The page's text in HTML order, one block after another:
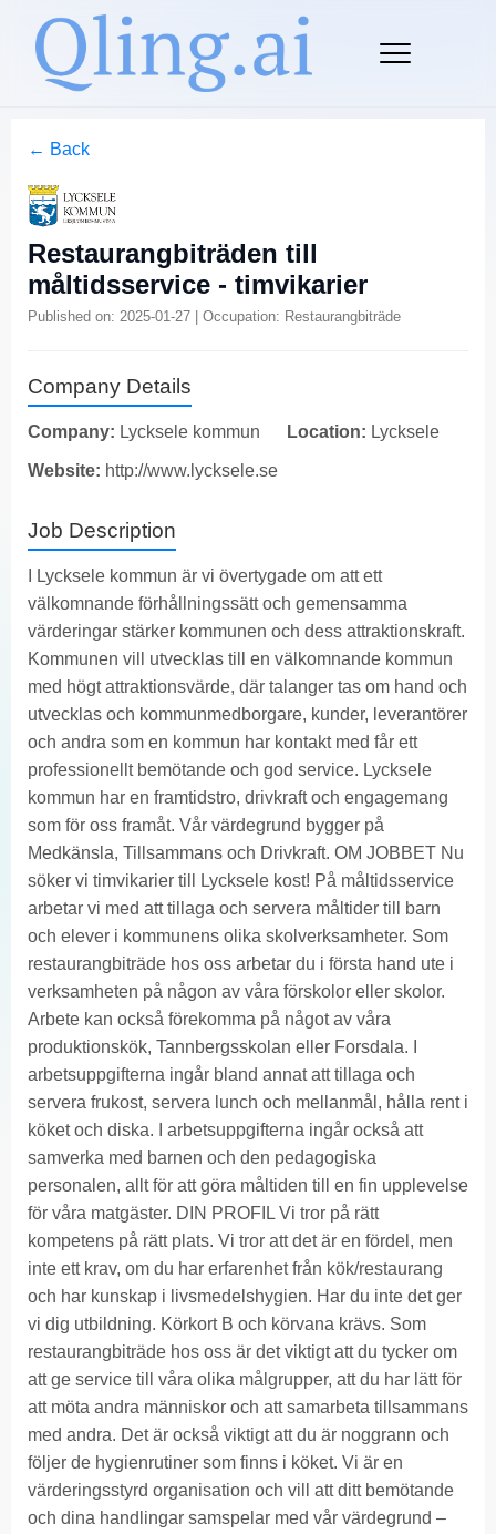
← Back
Restaurangbiträden till
måltidsservice - timvikarier
Published on: 2025-01-27 | Occupation: Restaurangbiträde
Company Details
Company: Lycksele kommun Location: Lycksele
Website: http://www.lycksele.se
Job Description
I Lycksele kommun är vi övertygade om att ett
välkomnande förhållningssätt och gemensamma
värderingar stärker kommunen och dess attraktionskraft.
Kommunen vill utvecklas till en välkomnande kommun
med högt attraktionsvärde, där talanger tas om hand och
utvecklas och kommunmedborgare, kunder, leverantörer
och andra som en kommun har kontakt med får ett
professionellt bemötande och god service. Lycksele
kommun har en framtidstro, drivkraft och engagemang
som för oss framåt. Vår värdegrund bygger på
Medkänsla, Tillsammans och Drivkraft. OM JOBBET Nu
söker vi timvikarier till Lycksele kost! På måltidsservice
arbetar vi med att tillaga och servera måltider till barn
och elever i kommunens olika skolverksamheter. Som
restaurangbiträde hos oss arbetar du i första hand ute i
verksamheten på någon av våra förskolor eller skolor.
Arbete kan också förekomma på något av våra
produktionskök, Tannbergsskolan eller Forsdala. I
arbetsuppgifterna ingår bland annat att tillaga och
servera frukost, servera lunch och mellanmål, hålla rent i
köket och diska. I arbetsuppgifterna ingår också att
samverka med barnen och den pedagogiska
personalen, allt för att göra måltiden till en fin upplevelse
för våra matgäster. DIN PROFIL Vi tror på rätt
kompetens på rätt plats. Vi tror att det är en fördel, men
inte ett krav, om du har erfarenhet från kök/restaurang
och har kunskap i livsmedelshygien. Har du inte det ger
vi dig utbildning. Körkort B och körvana krävs. Som
restaurangbiträde hos oss är det viktigt att du tycker om
att ge service till våra olika målgrupper, att du har lätt för
att möta andra människor och att samarbeta tillsammans
med andra. Det är också viktigt att du är noggrann och
följer de hygienrutiner som finns i köket. Vi är en
värderingsstyrd organisation och vill att ditt bemötande
och dina handlingar samspelar med vår värdegrund –